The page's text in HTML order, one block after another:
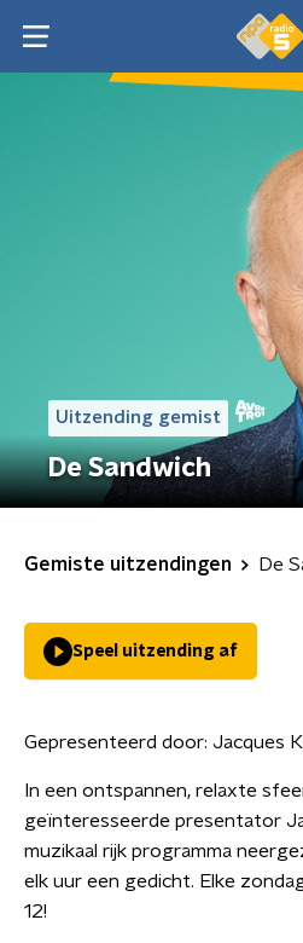
Uitzending gemist
De Sandwich
Gemiste uitzendingen De
Speel uitzending af
Gepresenteerd door: Jacques
In een ontspannen, relaxte
geïnteresseerde presentator
muzikaal rijk programma
elk uur een gedicht. Elke
12!